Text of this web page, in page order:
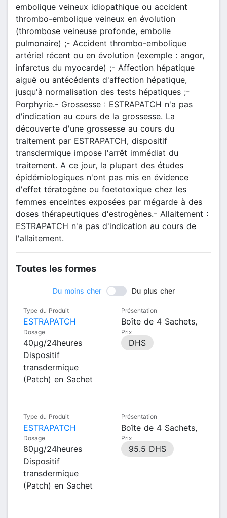
embolique veineux idiopathique ou accident
thrombo-embolique veineux en évolution
(thrombose veineuse profonde, embolie
pulmonaire) ;- Accident thrombo-embolique
artériel récent ou en évolution (exemple : angor,
infarctus du myocarde) ;- Affection hépatique
aiguë ou antécédents d'affection hépatique,
jusqu'à normalisation des tests hépatiques ;-
Porphyrie.- Grossesse : ESTRAPATCH n'a pas
d'indication au cours de la grossesse. La
découverte d'une grossesse au cours du
traitement par ESTRAPATCH, dispositif
transdermique impose l'arrêt immédiat du
traitement. A ce jour, la plupart des études
épidémiologiques n'ont pas mis en évidence
d'effet tératogène ou foetotoxique chez les
femmes enceintes exposées par mégarde à des
doses thérapeutiques d'estrogènes.- Allaitement :
ESTRAPATCH n'a pas d'indication au cours de
l'allaitement.
Toutes les formes
Du moins cher Du plus cher
Type du Produit
ESTRAPATCH
Présentation
Boîte de 4 Sachets,
Dosage
40µg/24heures
Dispositif
transdermique
(Patch) en Sachet
Prix
DHS
Type du Produit
ESTRAPATCH
Présentation
Boîte de 4 Sachets,
Dosage
80µg/24heures
Dispositif
transdermique
(Patch) en Sachet
Prix
95.5 DHS